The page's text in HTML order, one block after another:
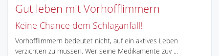
Gut leben mit Vorhofflimmern
Keine Chance dem Schlaganfall!
Vorhofflimmern bedeutet nicht, auf ein aktives Leben
verzichten zu müssen. Wer seine Medikamente zuv ...